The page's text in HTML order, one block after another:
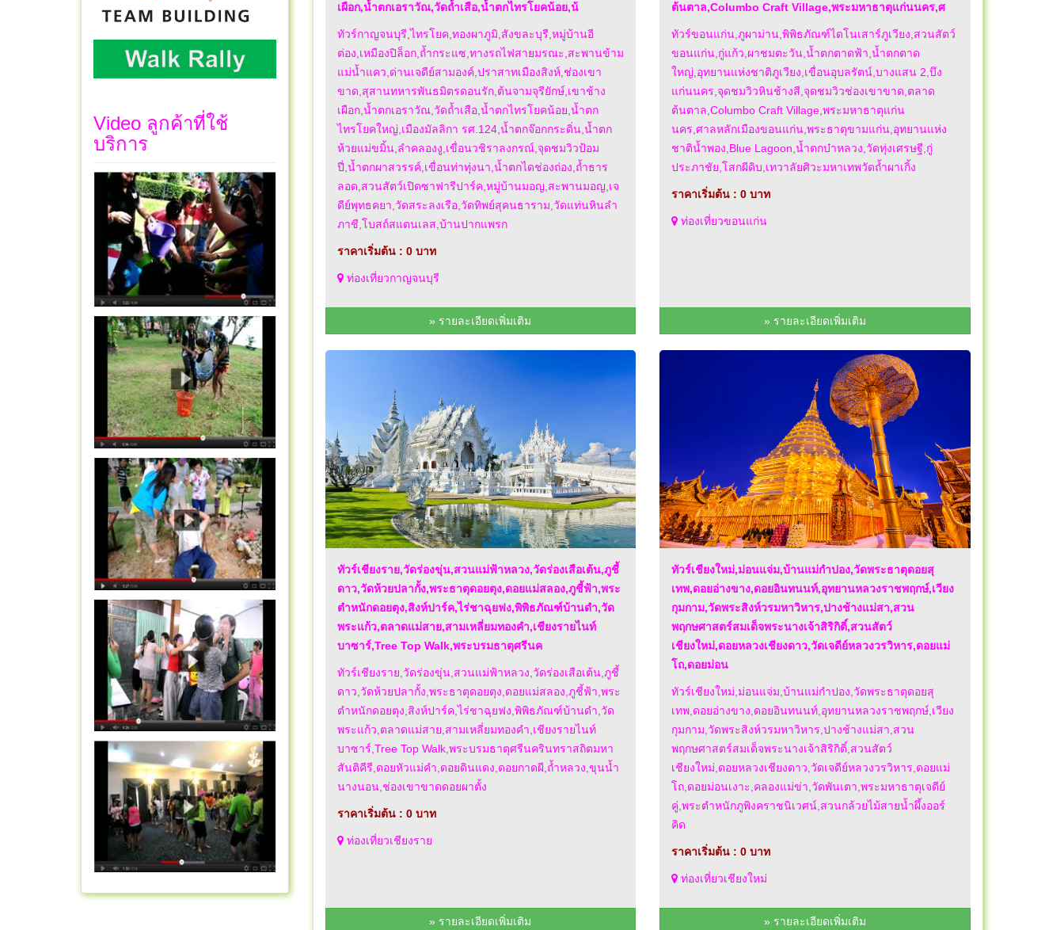
Video ลูกค้าที่ใช้
บริการ
เผือก,น้ำตกเอราวัณ,วัดถ้ำเสือ,น้ำตกไทรโยคน้อย,น้
ทัวร์กาญจนบุรี,ไทรโยค,ทองผาภูมิ,สังขละบุรี,หมู่บ้านอี
ต่อง,เหมืองปิล็อก,ถ้ำกระแซ,ทางรถไฟสายมรณะ,สะพานข้าม
แม่น้ำแคว,ด่านเจดีย์สามองค์,ปราสาทเมืองสิงห์,ช่องเขา
ขาด,สุสานทหารพันธมิตรดอนรัก,ต้นจามจุรียักษ์,เขาช้าง
เผือก,น้ำตกเอราวัณ,วัดถ้ำเสือ,น้ำตกไทรโยคน้อย,น้ำตก
ไทรโยคใหญ่,เมืองมัลลิกา รศ.124,น้ำตกจ๊อกกระดิ่น,น้ำตก
ห้วยแม่ขมิ้น,ลำคลองงู,เขื่อนวชิราลงกรณ์,จุดชมวิวป้อม
ปี่,น้ำตกผาสวรรค์,เขื่อนท่าทุ่งนา,น้ำตกไดช่องถ่อง,ถ้ำธาร
ลอด,สวนสัตว์เปิดซาฟารีปาร์ค,หมู่บ้านมอญ,สะพานมอญ,เจ
ดีย์พุทธคยา,วัดสระลงเรือ,วัดทิพย์สุคนธาราม,วัดแท่นหินลำ
ภาชี,โบสถ์สแตนเลส,บ้านปากแพรก
ราคาเริ่มต้น : 0 บาท
ท่องเที่ยวกาญจนบุรี
» รายละเอียดเพิ่มเติม
ต้นตาล,Columbo Craft Village,พระมหาธาตุแก่นนคร,ศ
ทัวร์ขอนแก่น,ภูผาม่าน,พิพิธภัณฑ์ไดโนเสาร์ภูเวียง,สวนสัตว์
ขอนแก่น,กู่แก้ว,ผาชมตะวัน,น้ำตกตาดฟ้า,น้ำตกตาด
ใหญ่,อุทยานแห่งชาติภูเวียง,เขื่อนอุบลรัตน์,บางแสน 2,บึง
แก่นนคร,จุดชมวิวหินช้างสี,จุดชมวิวช่องเขาขาด,ตลาด
ต้นตาล,Columbo Craft Village,พระมหาธาตุแก่น
นคร,ศาลหลักเมืองขอนแก่น,พระธาตุขามแก่น,อุทยานแห่ง
ชาติน้ำพอง,Blue Lagoon,น้ำตกบ๋าหลวง,วัดทุ่งเศรษฐี,กู่
ประภาชัย,โสกผีดิบ,เทวาลัยศิวะมหาเทพวัดถ้ำผาเกิ้ง
ราคาเริ่มต้น : 0 บาท
ท่องเที่ยวขอนแก่น
» รายละเอียดเพิ่มเติม
ทัวร์เชียงราย,วัดร่องขุ่น,สวนแม่ฟ้าหลวง,วัดร่องเสือเต้น,ภูชี้
ดาว,วัดห้วยปลากั้ง,พระธาตุดอยตุง,ดอยแม่สลอง,ภูชี้ฟ้า,พระ
ตำหนักดอยตุง,สิงห์ปาร์ค,ไร่ชาฉุยฟง,พิพิธภัณฑ์บ้านดำ,วัด
พระแก้ว,ตลาดแม่สาย,สามเหลี่ยมทองคำ,เชียงรายไนท์
บาซาร์,Tree Top Walk,พระบรมธาตุศรีนค
ทัวร์เชียงราย,วัดร่องขุ่น,สวนแม่ฟ้าหลวง,วัดร่องเสือเต้น,ภูชี้
ดาว,วัดห้วยปลากั้ง,พระธาตุดอยตุง,ดอยแม่สลอง,ภูชี้ฟ้า,พระ
ตำหนักดอยตุง,สิงห์ปาร์ค,ไร่ชาฉุยฟง,พิพิธภัณฑ์บ้านดำ,วัด
พระแก้ว,ตลาดแม่สาย,สามเหลี่ยมทองคำ,เชียงรายไนท์
บาซาร์,Tree Top Walk,พระบรมธาตุศรีนครินทราสถิตมหา
สันติคีรี,ดอยหัวแม่คำ,ดอยดินแดง,ดอยกาดผี,ถ้ำหลวง,ขุนน้ำ
นางนอน,ช่องเขาขาดดอยผาตั้ง
ราคาเริ่มต้น : 0 บาท
ท่องเที่ยวเชียงราย
» รายละเอียดเพิ่มเติม
ทัวร์เชียงใหม่,ม่อนแจ่ม,บ้านแม่กำปอง,วัดพระธาตุดอยสุ
เทพ,ดอยอ่างขาง,ดอยอินทนนท์,อุทยานหลวงราชพฤกษ์,เวียง
กุมกาม,วัดพระสิงห์วรมหาวิหาร,ปางช้างแม่สา,สวน
พฤกษศาสตร์สมเด็จพระนางเจ้าสิริกิติ์,สวนสัตว์
เชียงใหม่,ดอยหลวงเชียงดาว,วัดเจดีย์หลวงวรวิหาร,ดอยแม่
โถ,ดอยม่อน
ทัวร์เชียงใหม่,ม่อนแจ่ม,บ้านแม่กำปอง,วัดพระธาตุดอยสุ
เทพ,ดอยอ่างขาง,ดอยอินทนนท์,อุทยานหลวงราชพฤกษ์,เวียง
กุมกาม,วัดพระสิงห์วรมหาวิหาร,ปางช้างแม่สา,สวน
พฤกษศาสตร์สมเด็จพระนางเจ้าสิริกิติ์,สวนสัตว์
เชียงใหม่,ดอยหลวงเชียงดาว,วัดเจดีย์หลวงวรวิหาร,ดอยแม่
โถ,ดอยม่อนเงาะ,คลองแม่ข่า,วัดพันเตา,พระมหาธาตุเจดีย์
คู่,พระตำหนักภูพิงคราชนิเวศน์,สวนกล้วยไม้สายน้ำผึ้งออร์
คิด
ราคาเริ่มต้น : 0 บาท
ท่องเที่ยวเชียงใหม่
» รายละเอียดเพิ่มเติม